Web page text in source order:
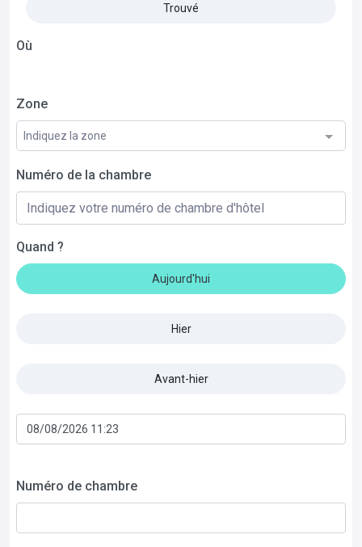
Trouvé
Où
Zone
Indiquez la zone
Numéro de la chambre
Quand ?
Aujourd'hui
Hier
Avant-hier
Numéro de chambre